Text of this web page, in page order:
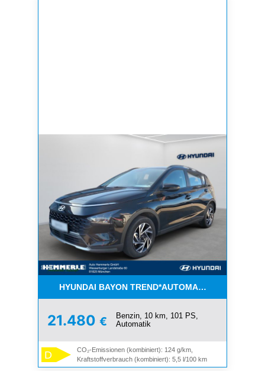
HYUNDAI BAYON TREND*AUTOMATIK*SZ.HZ.*100
21.480 €
Benzin, 10 km, 101 PS,
Automatik
D
CO₂-Emissionen (kombiniert): 124 g/km,
Kraftstoffverbrauch (kombiniert): 5,5 l/100 km